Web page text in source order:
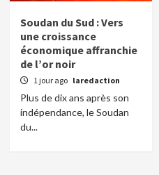
Soudan du Sud : Vers
une croissance
économique affranchie
de l’or noir
1 jour ago laredaction
Plus de dix ans après son
indépendance, le Soudan
du...